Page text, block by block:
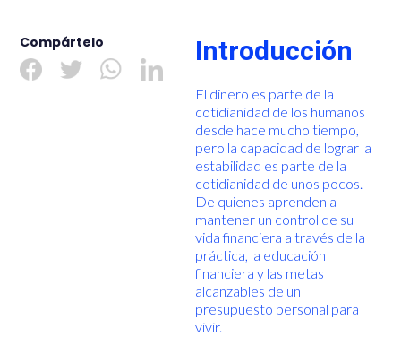
Compártelo Introducción
El dinero es parte de la
cotidianidad de los humanos
desde hace mucho tiempo,
pero la capacidad de lograr la
estabilidad es parte de la
cotidianidad de unos pocos.
De quienes aprenden a
mantener un control de su
vida financiera a través de la
práctica, la educación
financiera y las metas
alcanzables de un
presupuesto personal para
vivir.